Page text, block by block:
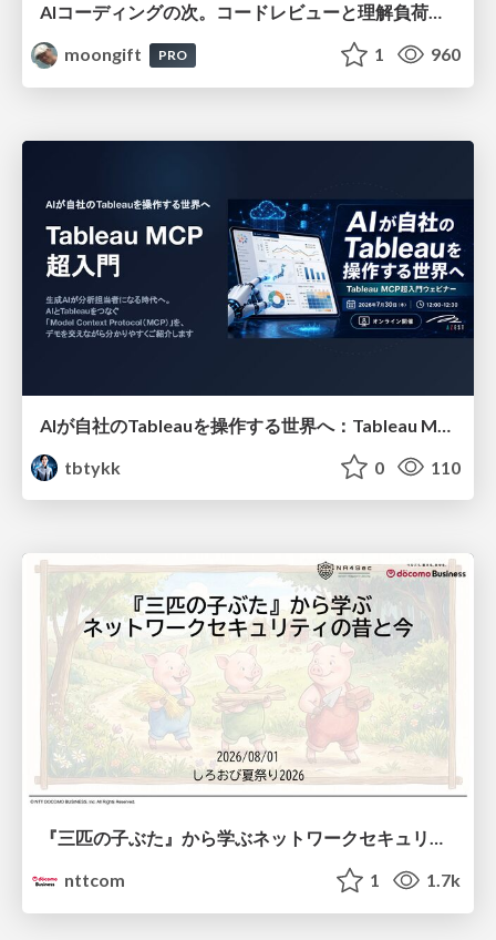
AIコーディングの次。コードレビューと理解負荷を解消して組織の開発生産性を高める
moongift
PRO 1 960
tbtykk
0 110
『三匹の子ぶた』から学ぶネットワークセキュリティの昔と今 / Network Security: Then and Now Through the Lens of The Three Little Pigs
nttcom
1 1.7k